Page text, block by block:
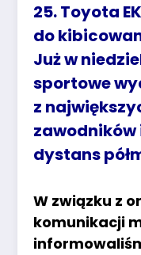
25. Toyota
do
Już w
sportowe
z
zawodników
dystans
W związku z
komunikacji